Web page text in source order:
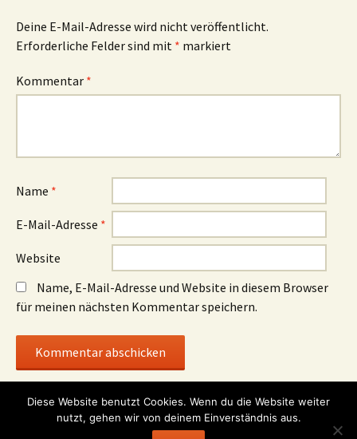
Deine E-Mail-Adresse wird nicht veröffentlicht.
Erforderliche Felder sind mit * markiert
Kommentar *
Name *
E-Mail-Adresse *
Website
Name, E-Mail-Adresse und Website in diesem Browser
für meinen nächsten Kommentar speichern.
Diese Website benutzt Cookies. Wenn du die Website weiter
nutzt, gehen wir von deinem Einverständnis aus.